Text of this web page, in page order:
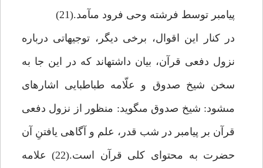
پيامبر توسط فرشته وحى فرود مى‏آمد.(21)
در كنار اين اقوال، برخى ديگر، توجيهاتى درباره
نزول دفعى قرآن، بيان داشته‏اند كه در اين جا به
سخن شيخ صدوق و علّامه طباطبايى اشاره‏اى
مى‏شود: شيخ صدوق مى‏گويد: منظور از نزول دفعى
قرآن بر پيامبر در شب قدر، علم و آگاهى يافتنِ آن
حضرت به محتواى كلى قرآن است.(22) علامه